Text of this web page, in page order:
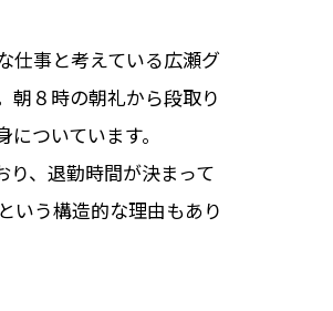
仕事と考えている広瀬グ
朝８時の朝礼から段取り
ついています。
、退勤時間が決まって
いう構造的な理由もあり